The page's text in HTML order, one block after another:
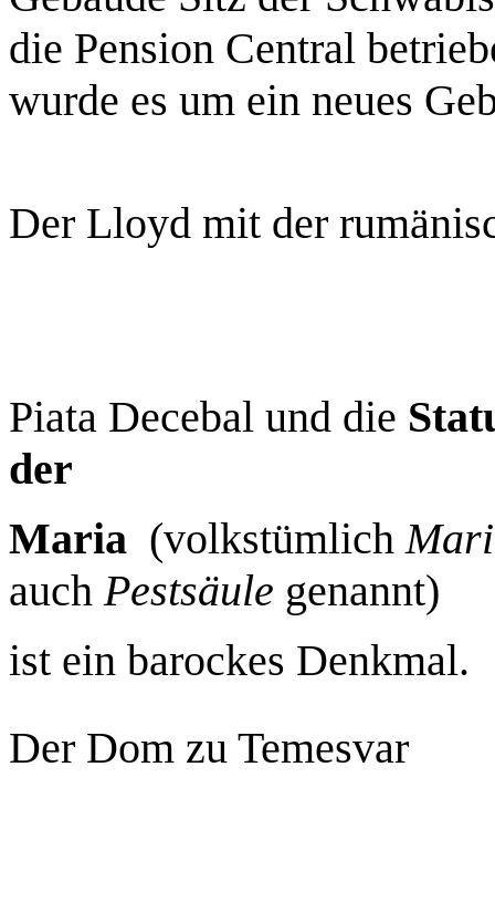
die Pension Central
wurde es um ein neues
Der Lloyd mit der
Piata Decebal und die
der
Maria (volkstümlich
auchPestsäule genannt)
ist ein barockes Denkmal.
Der Dom zu Temesvar